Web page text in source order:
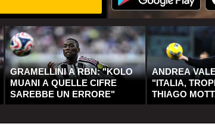
GRAMELLINI A RBN: "KOLO
MUANI A QUELLE CIFRE
SAREBBE UN ERRORE"
ANDREA
"ITALIA,
THIAGO